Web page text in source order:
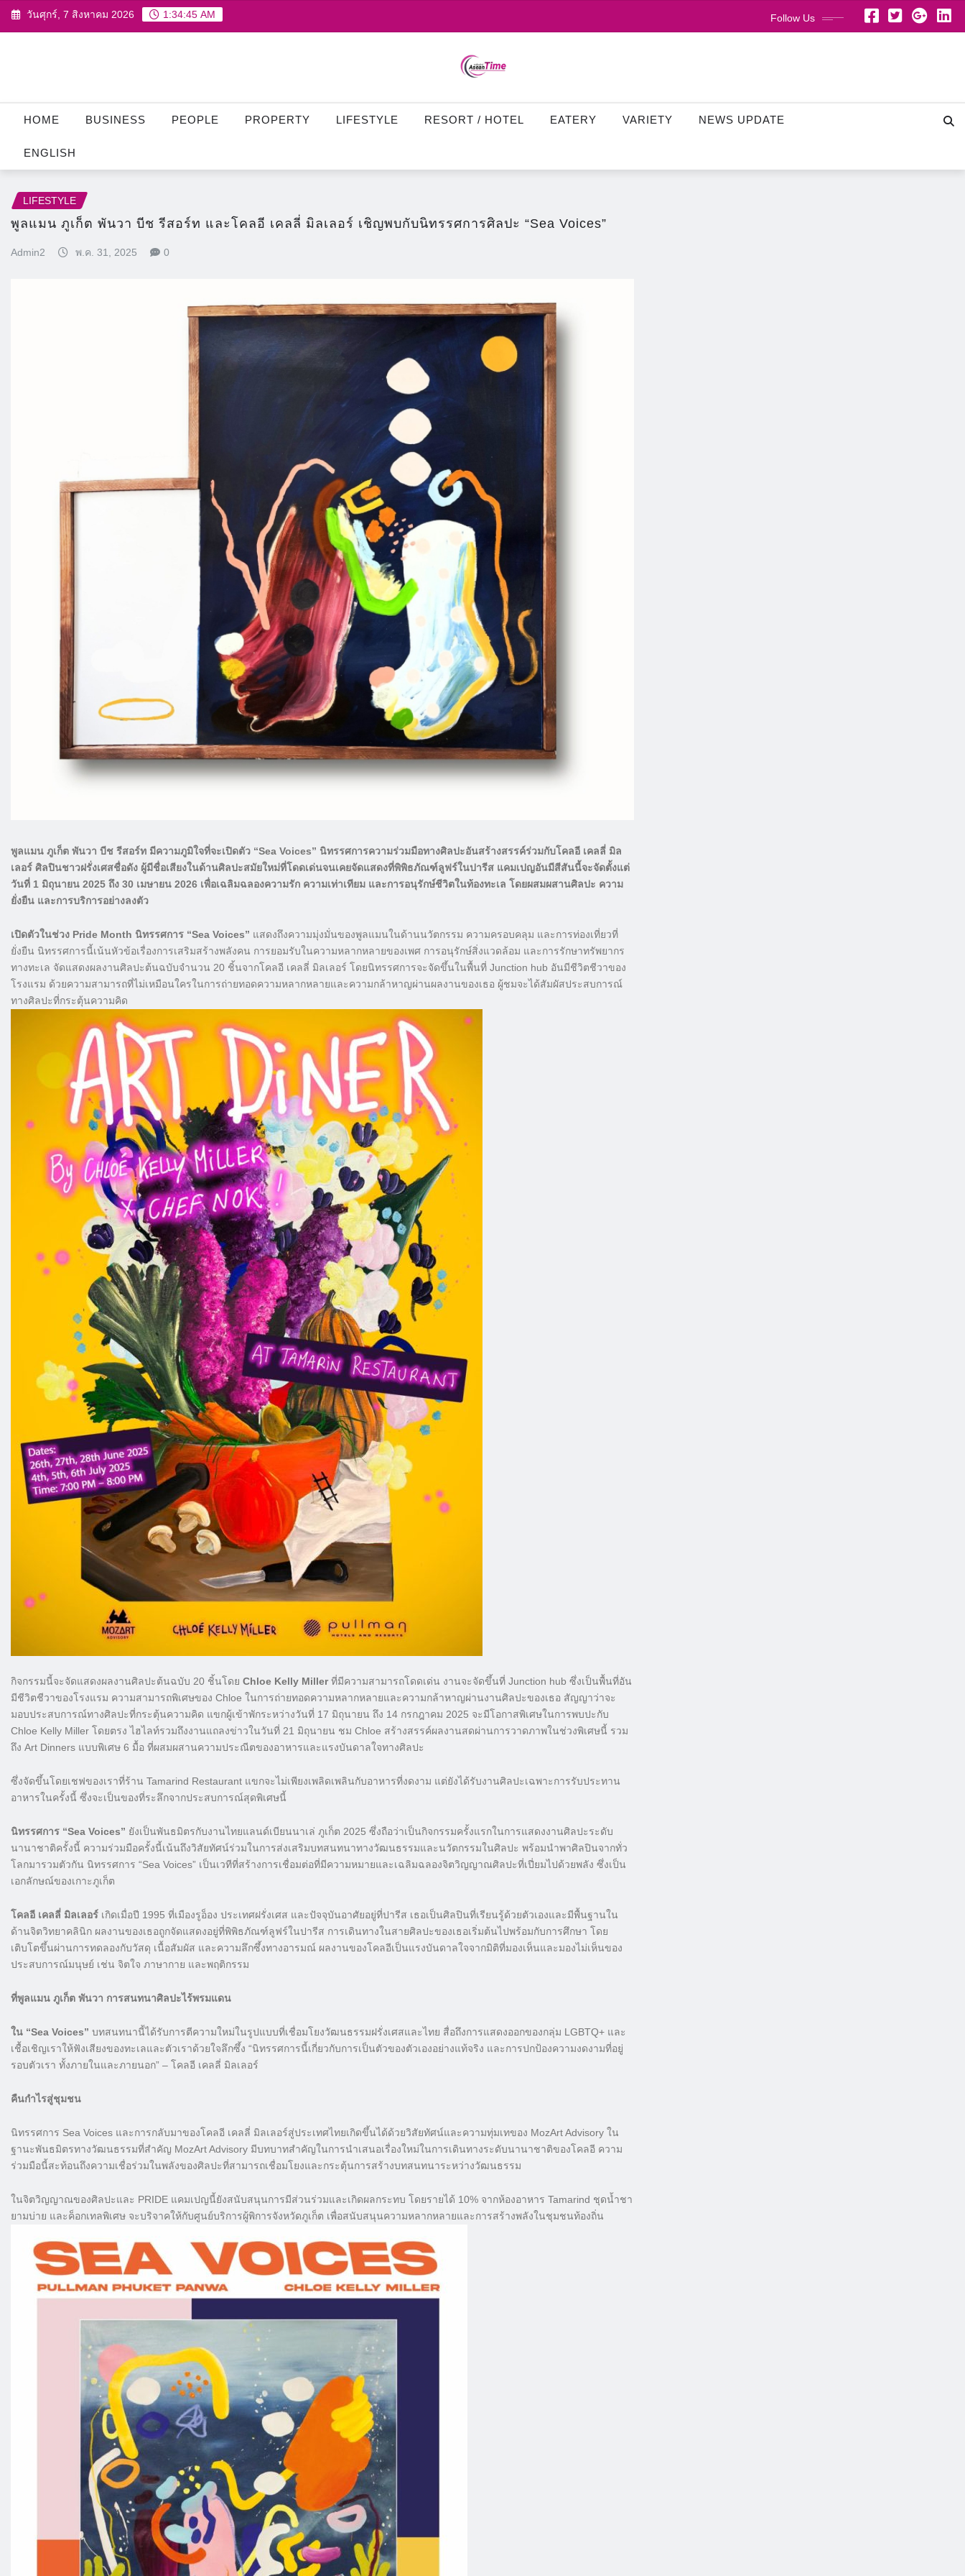
Skip วันศุกร์, 7 สิงหาคม 2026 1:34:47 AM Follow Us
HOME BUSINESS PEOPLE PROPERTY LIFESTYLE RESORT / HOTEL EATERY VARIETY NEWS UPDATE
ENGLISH
LIFESTYLE
พูลแมน ภูเก็ต พันวา บีช รีสอร์ท และโคลอี เคลลี่ มิลเลอร์ เชิญพบกับนิทรรศการศิลปะ “Sea Voices”
Admin2 พ.ค. 31, 2025 0
พูลแมน ภูเก็ต พันวา บีช รีสอร์ท มีความภูมิใจที่จะเปิดตัว “Sea Voices” นิทรรศการความร่วมมือทางศิลปะอันสร้างสรรค์ร่วมกับโคลอี เคลลี่ มิล
เลอร์ ศิลปินชาวฝรั่งเศสชื่อดัง ผู้มีชื่อเสียงในด้านศิลปะสมัยใหม่ที่โดดเด่นจนเคยจัดแสดงที่พิพิธภัณฑ์ลูฟร์ในปารีส แคมเปญอันมีสีสันนี้จะจัดตั้งแต่
วันที่ 1 มิถุนายน 2025 ถึง 30 เมษายน 2026 เพื่อเฉลิมฉลองความรัก ความเท่าเทียม และการอนุรักษ์ชีวิตในท้องทะเล โดยผสมผสานศิลปะ ความ
ยั่งยืน และการบริการอย่างลงตัว
เปิดตัวในช่วง Pride Month นิทรรศการ “Sea Voices” แสดงถึงความมุ่งมั่นของพูลแมนในด้านนวัตกรรม ความครอบคลุม และการท่องเที่ยวที่
ยั่งยืน นิทรรศการนี้เน้นหัวข้อเรื่องการเสริมสร้างพลังคน การยอมรับในความหลากหลายของเพศ การอนุรักษ์สิ่งแวดล้อม และการรักษาทรัพยากร
ทางทะเล จัดแสดงผลงานศิลปะต้นฉบับจำนวน 20 ชิ้นจากโคลอี เคลลี่ มิลเลอร์ โดยนิทรรศการจะจัดขึ้นในพื้นที่ Junction hub อันมีชีวิตชีวาของ
โรงแรม ด้วยความสามารถที่ไม่เหมือนใครในการถ่ายทอดความหลากหลายและความกล้าหาญผ่านผลงานของเธอ ผู้ชมจะได้สัมผัสประสบการณ์
ทางศิลปะที่กระตุ้นความคิด
กิจกรรมนี้จะจัดแสดงผลงานศิลปะต้นฉบับ 20 ชิ้นโดย Chloe Kelly Millerที่มีความสามารถโดดเด่น งานจะจัดขึ้นที่ Junction hub ซึ่งเป็นพื้นที่อัน
มีชีวิตชีวาของโรงแรม ความสามารถพิเศษของ Chloe ในการถ่ายทอดความหลากหลายและความกล้าหาญผ่านงานศิลปะของเธอ สัญญาว่าจะ
มอบประสบการณ์ทางศิลปะที่กระตุ้นความคิด แขกผู้เข้าพักระหว่างวันที่ 17 มิถุนายน ถึง 14 กรกฎาคม 2025 จะมีโอกาสพิเศษในการพบปะกับ
Chloe Kelly Miller โดยตรง ไฮไลท์รวมถึงงานแถลงข่าวในวันที่ 21 มิถุนายน ชม Chloe สร้างสรรค์ผลงานสดผ่านการวาดภาพในช่วงพิเศษนี้ รวม
ถึง Art Dinners แบบพิเศษ 6 มื้อ ที่ผสมผสานความประณีตของอาหารและแรงบันดาลใจทางศิลปะ
ซึ่งจัดขึ้นโดยเชฟของเราที่ร้าน Tamarind Restaurant แขกจะไม่เพียงเพลิดเพลินกับอาหารที่งดงาม แต่ยังได้รับงานศิลปะเฉพาะการรับประทาน
อาหารในครั้งนี้ ซึ่งจะเป็นของที่ระลึกจากประสบการณ์สุดพิเศษนี้
นิทรรศการ “Sea Voices” ยังเป็นพันธมิตรกับงานไทยแลนด์เบียนนาเล่ ภูเก็ต 2025 ซึ่งถือว่าเป็นกิจกรรมครั้งแรกในการแสดงงานศิลปะระดับ
นานาชาติครั้งนี้ ความร่วมมือครั้งนี้เน้นถึงวิสัยทัศน์ร่วมในการส่งเสริมบทสนทนาทางวัฒนธรรมและนวัตกรรมในศิลปะ พร้อมนำพาศิลปินจากทั่ว
โลกมารวมตัวกัน นิทรรศการ “Sea Voices” เป็นเวทีที่สร้างการเชื่อมต่อที่มีความหมายและเฉลิมฉลองจิตวิญญาณศิลปะที่เปี่ยมไปด้วยพลัง ซึ่งเป็น
เอกลักษณ์ของเกาะภูเก็ต
โคลอี เคลลี่ มิลเลอร์ เกิดเมื่อปี 1995 ที่เมืองรูอ็อง ประเทศฝรั่งเศส และปัจจุบันอาศัยอยู่ที่ปารีส เธอเป็นศิลปินที่เรียนรู้ด้วยตัวเองและมีพื้นฐานใน
ด้านจิตวิทยาคลินิก ผลงานของเธอถูกจัดแสดงอยู่ที่พิพิธภัณฑ์ลูฟร์ในปารีส การเดินทางในสายศิลปะของเธอเริ่มต้นไปพร้อมกับการศึกษา โดย
เติบโตขึ้นผ่านการทดลองกับวัสดุ เนื้อสัมผัส และความลึกซึ้งทางอารมณ์ ผลงานของโคลอีเป็นแรงบันดาลใจจากมิติที่มองเห็นและมองไม่เห็นของ
ประสบการณ์มนุษย์ เช่น จิตใจ ภาษากาย และพฤติกรรม
ที่พูลแมน ภูเก็ต พันวา การสนทนาศิลปะไร้พรมแดน
ใน “Sea Voices” บทสนทนานี้ได้รับการตีความใหม่ในรูปแบบที่เชื่อมโยงวัฒนธรรมฝรั่งเศสและไทย สื่อถึงการแสดงออกของกลุ่ม LGBTQ+ และ
เชื้อเชิญเราให้ฟังเสียงของทะเลและตัวเราด้วยใจลึกซึ้ง “นิทรรศการนี้เกี่ยวกับการเป็นตัวของตัวเองอย่างแท้จริง และการปกป้องความงดงามที่อยู่
รอบตัวเรา ทั้งภายในและภายนอก” – โคลอี เคลลี่ มิลเลอร์
คืนกำไรสู่ชุมชน
นิทรรศการ Sea Voices และการกลับมาของโคลอี เคลลี่ มิลเลอร์สู่ประเทศไทยเกิดขึ้นได้ด้วยวิสัยทัศน์และความทุ่มเทของ MozArt Advisory ใน
ฐานะพันธมิตรทางวัฒนธรรมที่สำคัญ MozArt Advisory มีบทบาทสำคัญในการนำเสนอเรื่องใหม่ในการเดินทางระดับนานาชาติของโคลอี ความ
ร่วมมือนี้สะท้อนถึงความเชื่อร่วมในพลังของศิลปะที่สามารถเชื่อมโยงและกระตุ้นการสร้างบทสนทนาระหว่างวัฒนธรรม
ในจิตวิญญาณของศิลปะและ PRIDE แคมเปญนี้ยังสนับสนุนการมีส่วนร่วมและเกิดผลกระทบ โดยรายได้ 10% จากห้องอาหาร Tamarind ชุดน้ำชา
ยามบ่าย และค็อกเทลพิเศษ จะบริจาคให้กับศูนย์บริการผู้พิการจังหวัดภูเก็ต เพื่อสนับสนุนความหลากหลายและการสร้างพลังในชุมชนท้องถิ่น